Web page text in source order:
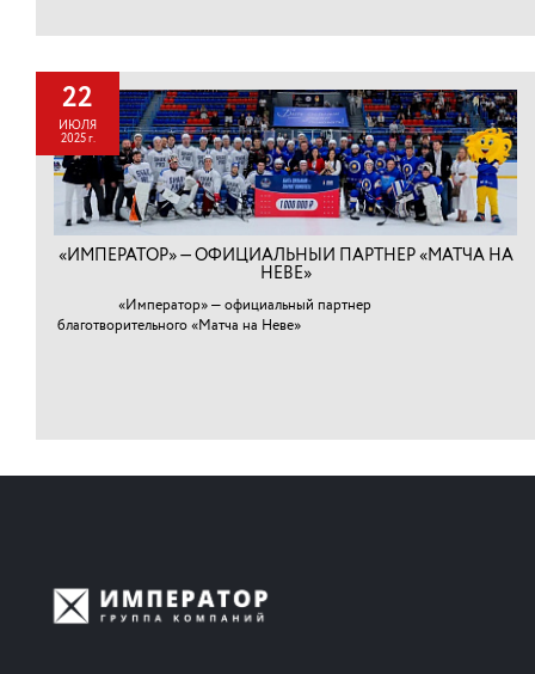
22
ИЮЛЯ
2025 г.
«ИМПЕРАТОР» — ОФИЦИАЛЬНЫЙ ПАРТНЕР «МАТЧА НА
НЕВЕ»
«Император» — официальный партнер
благотворительного «Матча на Неве»